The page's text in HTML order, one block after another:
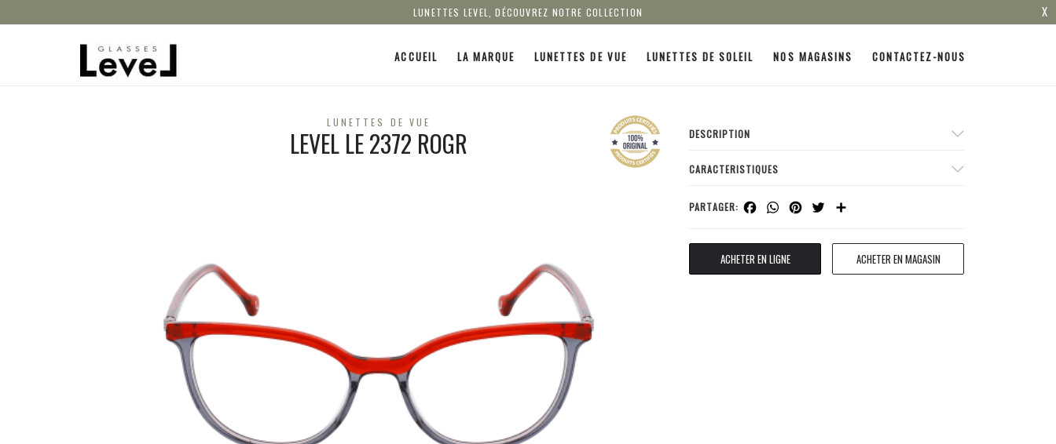
LUNETTES LEVEL, DÉCOUVREZ NOTRE COLLECTION X
ACCUEIL LA MARQUE LUNETTES DE VUE LUNETTES DE SOLEIL NOS MAGASINS CONTACTEZ-NOUS
LUNETTES DE VUE
LEVEL LE 2372 ROGR DESCRIPTION
CARACTERISTIQUES
PARTAGER: Facebook
WhatsApp
Pinterest
Twitter
ACHETER EN LIGNE ACHETER EN MAGASIN